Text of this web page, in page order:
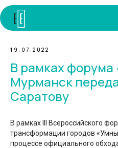
19.07.2022
В рамках форума
Мурманск
Саратову
В рамках III Всероссийского
трансформации городов
процессе официального